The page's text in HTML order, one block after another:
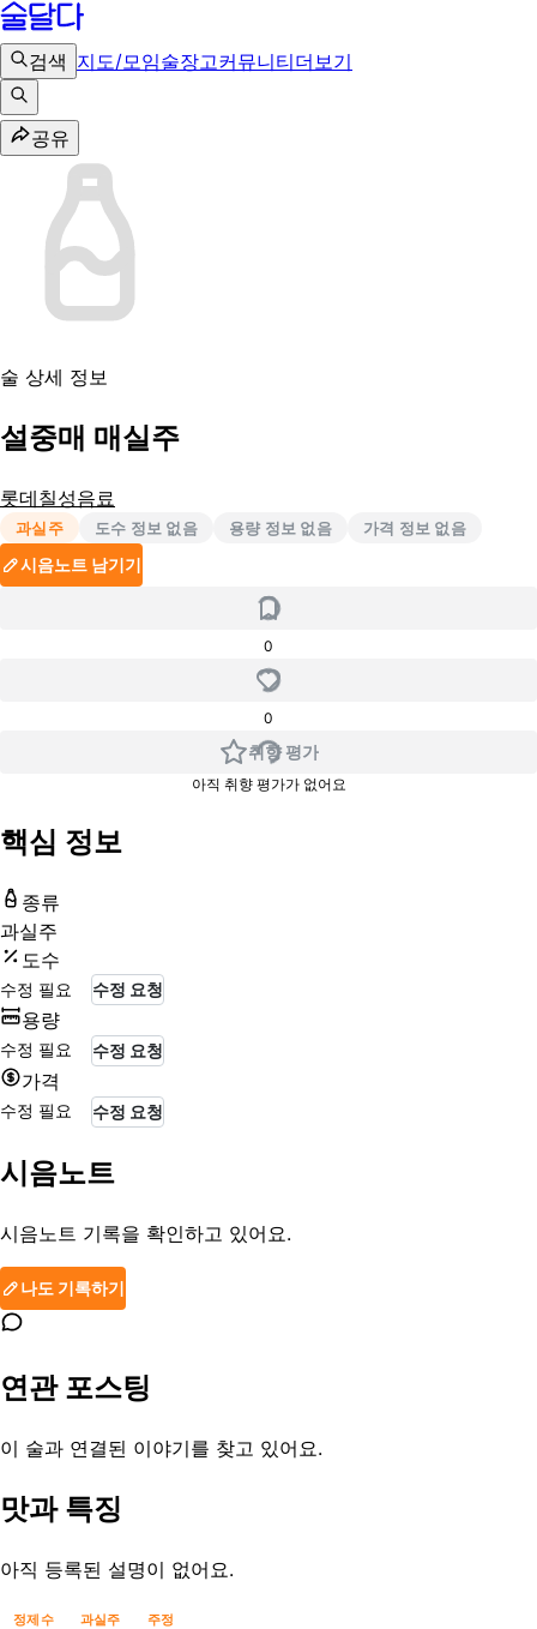
검색 지도/모임술장고커뮤니티더보기
공유
술 상세 정보
설중매 매실주
롯데칠성음료
과실주 도수 정보 없음 용량 정보 없음 가격 정보 없음
시음노트 남기기
0
0
취향 평가
아직 취향 평가가 없어요
핵심 정보
종류
과실주
도수
수정 필요 수정 요청
용량
수정 필요 수정 요청
가격
수정 필요 수정 요청
시음노트
시음노트 기록을 확인하고 있어요.
나도 기록하기
연관 포스팅
이 술과 연결된 이야기를 찾고 있어요.
맛과 특징
아직 등록된 설명이 없어요.
정제수 과실주 주정